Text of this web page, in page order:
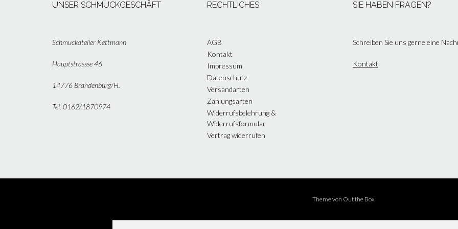
UNSER SCHMUCKGESCHÄFT
Schmuckatelier Kettmann
Hauptstrassse 46
14776 Brandenburg/H.
Tel. 0162/1870974
RECHTLICHES
AGB
Kontakt
Impressum
Datenschutz
Versandarten
Zahlungsarten
Widerrufsbelehrung &
Widerrufsformular
Vertrag widerrufen
SIE HABEN FRAGEN?
Schreiben Sie uns gerne eine
Kontakt
Theme von Out the Box